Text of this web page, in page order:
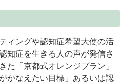
ィングや認知症希望大使の活
知症を生きる人の声が発信さ
た「京都式オレンジプラン」
かなえたい目標」あるいは認